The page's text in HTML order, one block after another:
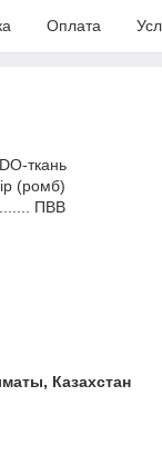
Оплата
ткань
(ромб)
ПВВ
Казахстан